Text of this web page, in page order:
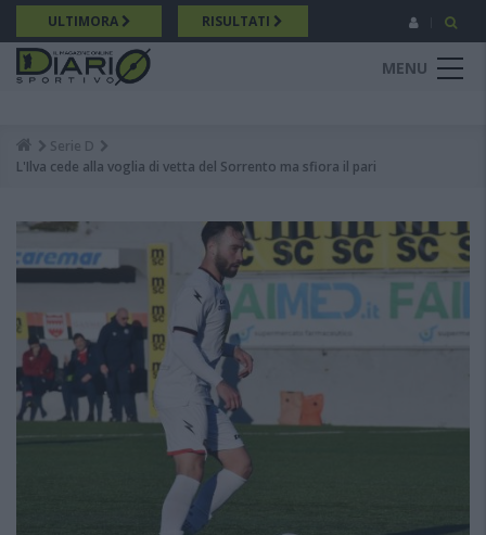
Salta
al
contenuto
principale
ULTIMORA RISULTATI
MENU
Breadcrumb
Serie D
L'Ilva cede alla voglia di vetta del Sorrento ma sfiora il pari